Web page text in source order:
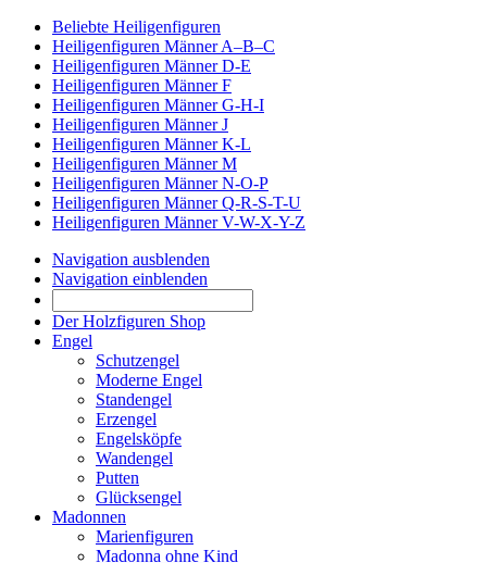
Beliebte Heiligenfiguren
Heiligenfiguren Männer A–B–C
Heiligenfiguren Männer D-E
Heiligenfiguren Männer F
Heiligenfiguren Männer G-H-I
Heiligenfiguren Männer J
Heiligenfiguren Männer K-L
Heiligenfiguren Männer M
Heiligenfiguren Männer N-O-P
Heiligenfiguren Männer Q-R-S-T-U
Heiligenfiguren Männer V-W-X-Y-Z
Navigation ausblenden
Navigation einblenden
Der Holzfiguren Shop
Engel
Schutzengel
Moderne Engel
Standengel
Erzengel
Engelsköpfe
Wandengel
Putten
Glücksengel
Madonnen
Marienfiguren
Madonna ohne Kind